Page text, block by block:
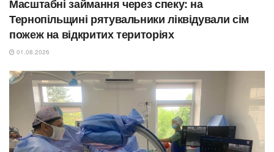
Масштабні займання через спеку: на
Тернопільщині рятувальники ліквідували сім
пожеж на відкритих територіях
01.08.2026